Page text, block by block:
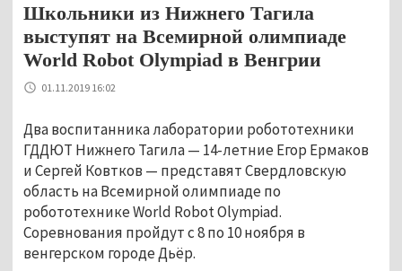
Школьники из Нижнего Тагила
выступят на Всемирной олимпиаде
World Robot Olympiad в Венгрии
01.11.2019 16:02
Два воспитанника лаборатории робототехники
ГДДЮТ Нижнего Тагила — 14-летние Егор Ермаков
и Сергей Ковтков — представят Свердловскую
область на Всемирной олимпиаде по
робототехнике World Robot Olympiad.
Соревнования пройдут с 8 по 10 ноября в
венгерском городе Дьёр.